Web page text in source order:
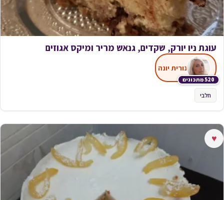
עוגת ניו יורק, שקדים, גנאש מריר ומיקס אגוזים
520 מתכונים
נורית יונה
חלבי
♥